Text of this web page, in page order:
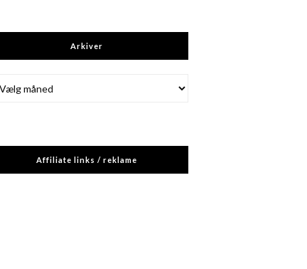
Arkiver
Affiliate links / reklame